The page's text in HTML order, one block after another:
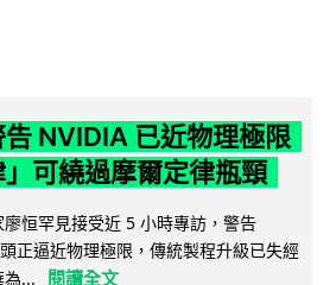
NVIDIA 已近物理極限
可繞過摩爾定律瓶頸
恒罕見接受近 5 小時專訪，警告
正逼近物理極限，傳統製程升級已失經
...
閱讀全文